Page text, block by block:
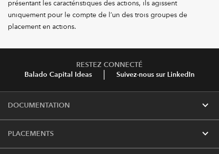
présentant les caractéristiques des actions, ils agissent
uniquement pour le compte de l’un des trois groupes de
placement en actions.
RESTEZ CONNECTÉ
Balado Capital Ideas
Suivez-nous sur LinkedIn
DOCUMENTATION expand_more
PLACEMENTS expand_more